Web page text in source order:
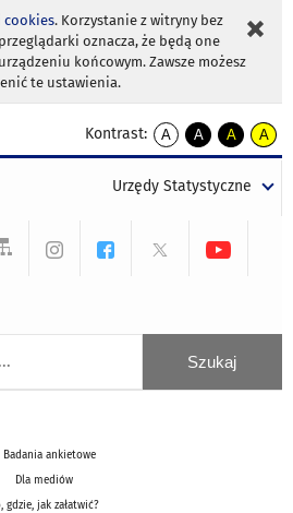
. Korzystanie z witryny bez
oznacza, że będą one
końcowym. Zawsze możesz
te ustawienia.
Kontrast:
A
kontrast
A
kontrast
tekst
czarnym
A
kontrast
tekst
czarnym
A
tekst
żółtym
Urzędy Statystyczne
Badania ankietowe
Dla mediów
gdzie, jak załatwić?